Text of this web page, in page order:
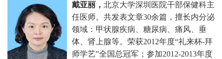
戴亚丽， 北京大学深圳医院干部保健科主
任医师。 共发表文章30余篇，擅长内分泌
领域：甲状腺疾病、糖尿病、痛风、垂
体、肾上腺等。 荣获2012年度“礼来杯-拜
师学艺”全国总冠军； 参加2012-2013年度